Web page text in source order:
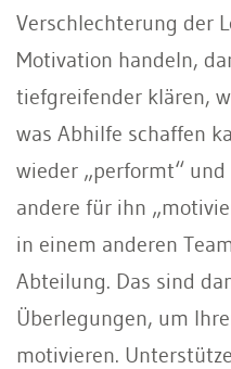
Verschlechterung der
Motivation handeln,
tiefgreifender klären,
was Abhilfe schaffen
wieder „performt“
andere für ihn
in einem anderen
Abteilung. Das sind
Überlegungen, um
motivieren.